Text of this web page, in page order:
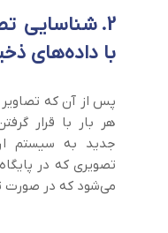
2. شناسایی
با داده‌های
پس از آن که تصاویر
هر بار با قرار
جدید به سیستم
تصویری که در
می‌شود که در صورت